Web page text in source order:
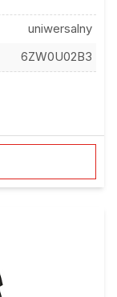
uniwersalny
6ZW0U02B3